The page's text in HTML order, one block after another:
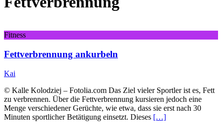
Fitness
Fettverbrennung ankurbeln
Kai
© Kalle Kolodziej – Fotolia.com Das Ziel vieler Sportler ist es, Fett
zu verbrennen. Über die Fettverbrennung kursieren jedoch eine
Menge verschiedener Gerüchte, wie etwa, dass sie erst nach 30
Minuten sportlicher Betätigung einsetzt. Dieses […]